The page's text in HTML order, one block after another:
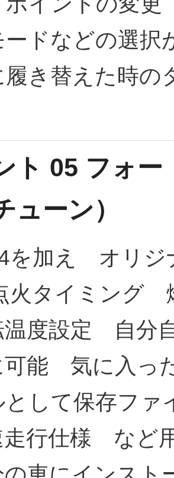
ードなどの選
履き替えた時の
ト 05 フォ
ューン）
を加え オリジ
火タイミング
温度設定 自分
可能 気に入っ
として保存フ
行仕様 など